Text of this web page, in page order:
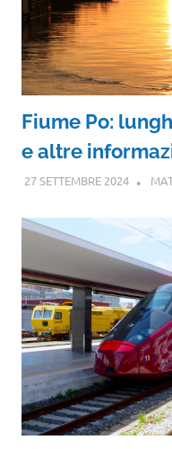
Fiume Po:
e altre
27 SETTEMBRE 2024